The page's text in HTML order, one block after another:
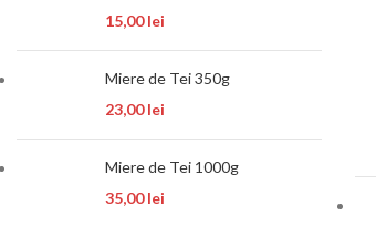
15,00lei
Miere de Tei 350g
23,00lei
Miere de Tei 1000g
35,00lei